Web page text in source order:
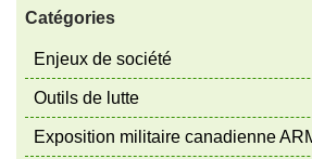
Catégories
Enjeux de société
Outils de lutte
Exposition militaire canadienne